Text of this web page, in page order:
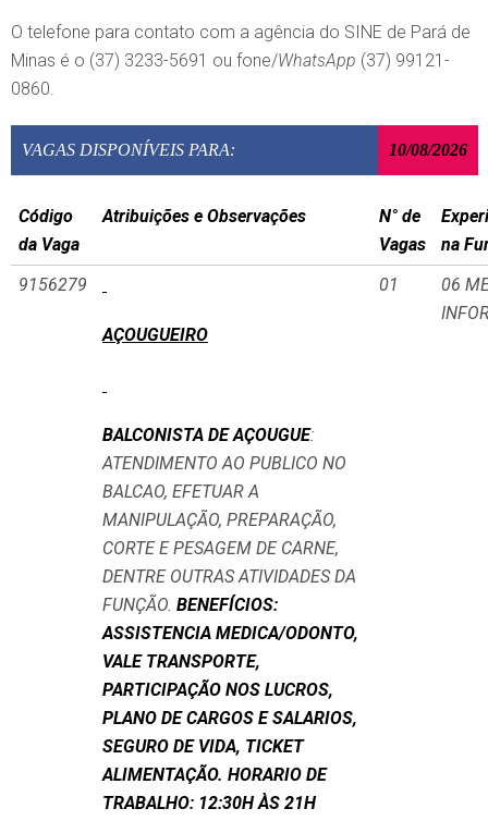
O telefone para contato com a agência do SINE de Pará de
Minas é o (37) 3233-5691 ou fone/WhatsApp (37) 99121-
0860.
VAGAS DISPONÍVEIS PARA: 10/08/2026
Código
da Vaga
Atribuições e Observações
N° de
Vagas
na
9156279
AÇOUGUEIRO
BALCONISTA DE AÇOUGUE:
ATENDIMENTO AO PUBLICO NO
BALCAO, EFETUAR A
MANIPULAÇÃO, PREPARAÇÃO,
CORTE E PESAGEM DE CARNE,
DENTRE OUTRAS ATIVIDADES DA
FUNÇÃO. BENEFÍCIOS:
ASSISTENCIA MEDICA/ODONTO,
VALE TRANSPORTE,
PARTICIPAÇÃO NOS LUCROS,
PLANO DE CARGOS E SALARIOS,
SEGURO DE VIDA, TICKET
ALIMENTAÇÃO. HORARIO DE
TRABALHO: 12:30H ÀS 21H
01
06